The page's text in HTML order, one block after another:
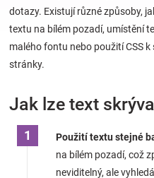
Hračky
a
pro
dotazy. Existují různé způsoby,
textu na bílém pozadí, umístění
malého fontu nebo použití CSS
stránky.
Jak lze text
Použití textu stejné
na bílém pozadí, což
neviditelný, ale